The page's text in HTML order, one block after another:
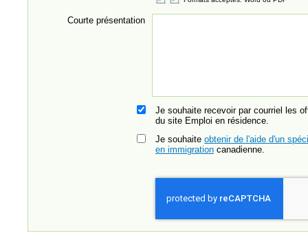
Courte présentation
Je souhaite recevoir par courriel les
du site Emploi en résidence.
Je souhaite obtenir de l'aide d'un
en immigration canadienne.